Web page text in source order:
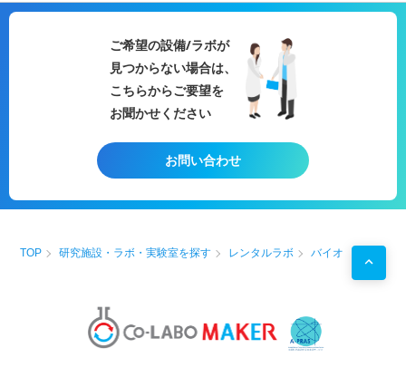
ご希望の設備/ラボが
見つからない場合は、
こちらからご要望を
お聞かせください
お問い合わせ
TOP 研究施設・ラボ・実験室を探す レンタルラボ バイオ